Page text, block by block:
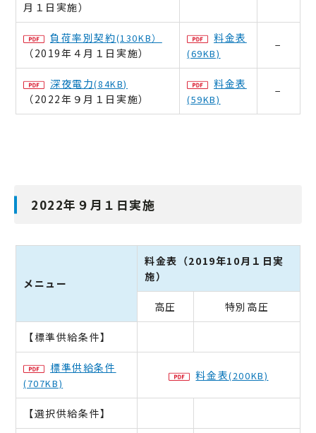
月１日実施）
負荷率別契約(130KB）
（2019年４月１日実施）
料金表
(69KB)
−
深夜電力(84KB)
（2022年９月１日実施）
料金表
(59KB)
−
2022年９月１日実施
メニュー
料金表（2019年10月１日実
施）
高圧 特別高圧
【標準供給条件】
標準供給条件
(707KB)
料金表(200KB)
【選択供給条件】